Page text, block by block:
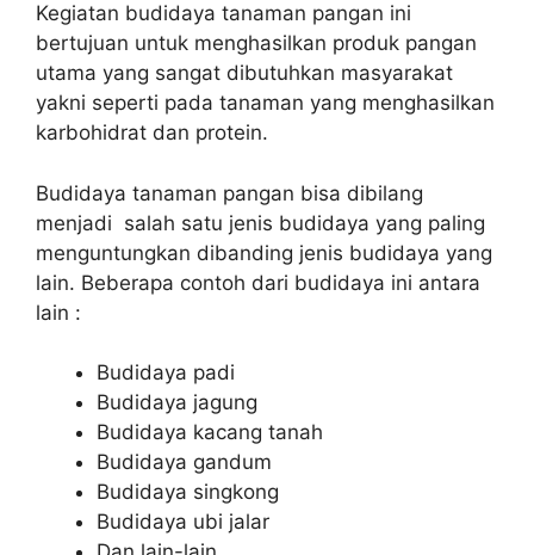
Kegiatan budidaya tanaman pangan ini
bertujuan untuk menghasilkan produk pangan
utama yang sangat dibutuhkan masyarakat
yakni seperti pada tanaman yang menghasilkan
karbohidrat dan protein.
Budidaya tanaman pangan bisa dibilang
menjadi salah satu jenis budidaya yang paling
menguntungkan dibanding jenis budidaya yang
lain. Beberapa contoh dari budidaya ini antara
lain :
Budidaya padi
Budidaya jagung
Budidaya kacang tanah
Budidaya gandum
Budidaya singkong
Budidaya ubi jalar